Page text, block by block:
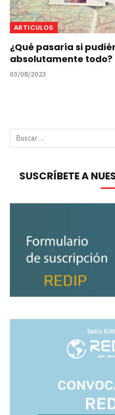
ARTICULOS
¿Qué pasaría si
absolutamente todo?
03/08/2023
SUSCRÍBETE A